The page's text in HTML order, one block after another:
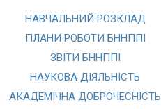
НАВЧАЛЬНИЙ РОЗКЛАД
ПЛАНИ РОБОТИ БННППІ
ЗВІТИ БННППІ
НАУКОВА ДІЯЛЬНІСТЬ
АКАДЕМІЧНА ДОБРОЧЕСНІСТЬ